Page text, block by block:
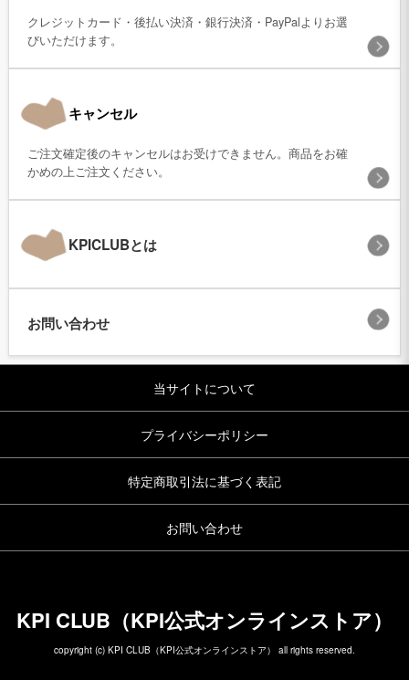
クレジットカード・後払い決済・銀行決済・PayPalよりお選
びいただけます。
キャンセル
ご注文確定後のキャンセルはお受けできません。商品をお確
かめの上ご注文ください。
KPICLUBとは
お問い合わせ
当サイトについて
プライバシーポリシー
特定商取引法に基づく表記
お問い合わせ
KPI CLUB（KPI公式オンラインストア）
copyright (c) KPI CLUB（KPI公式オンラインストア） all rights reserved.